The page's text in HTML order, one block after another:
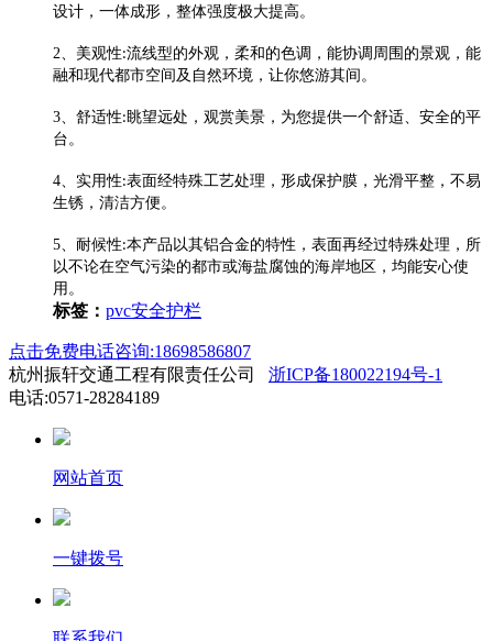
设计，一体成形，整体强度极大提高。
2 、美观性:流线型的外观，柔和的色调，能协调周围的景观，能
融和现代都市空间及自然环境，让你悠游其间。
3 、舒适性:眺望远处，观赏美景，为您提供一个舒适、安全的平
台。
4 、实用性:表面经特殊工艺处理，形成保护膜，光滑平整，不易
生锈，清洁方便。
5 耐候性:本产品以其铝合金的特性，表面再经过特殊处理，所
以不论在空气污染的都市或海盐腐蚀的海岸地区，均能安心使
用。
标签： pvc安全护栏
点击免费电话咨询:18698586807
杭州振轩交通工程有限责任公司 浙ICP备180022194号-1
电话:0571-28284189
网站首页
一键拨号